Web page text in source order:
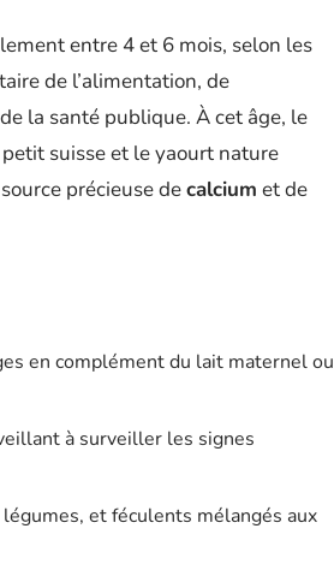
entre 4 et 6 mois, selon les
de l’alimentation, de
la santé publique. À cet âge, le
suisse et le yaourt nature
précieuse decalcium et de
en complément du lait maternel ou
à surveiller les signes
et féculents mélangés aux